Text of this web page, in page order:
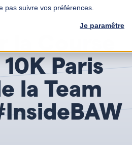
pas suivre vos préférences.
Je paramêtre
Paris
la Team